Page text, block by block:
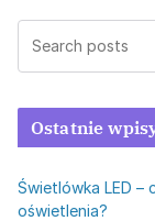
Ostatnie
Świetlówka LED
oświetlenia?